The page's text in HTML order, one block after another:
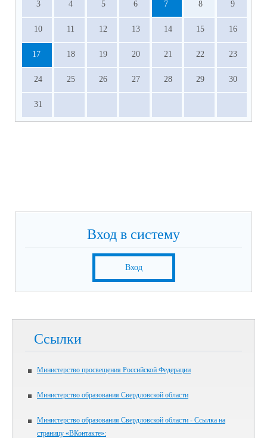
3 4 5 6 7 8 9
10 11 12 13 14 15 16
17 18 19 20 21 22 23
24 25 26 27 28 29 30
31
Вход в систему
Вход
Ссылки
Министерство просвещения Российской Федерации
Министерство образования Свердловской области
Министерство образования Свердловской области - Ссылка на
страницу «ВКонтакте»: